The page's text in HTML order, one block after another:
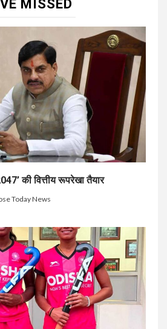
MISSED
की वित्तीय रूपरेखा तैयार
Today News